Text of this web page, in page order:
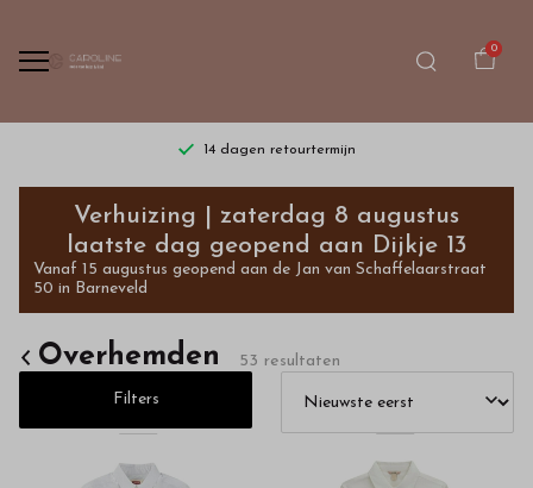
0
Gratis verzending vanaf €75,- | dinsdag t/m zaterdag
Overhemden
Bestel
kinderkleding
Verhuizing | zaterdag 8 augustus
laatste dag geopend aan Dijkje 13
Vanaf 15 augustus geopend aan de Jan van Schaffelaarstraat
50 in Barneveld
Overhemden 53 resultaten
Filters